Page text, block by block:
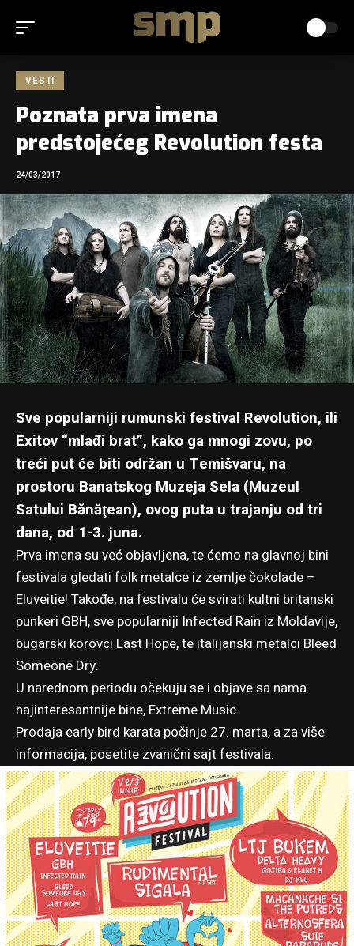
VESTI
Poznata prva imena
predstojećeg Revolution festa
24/03/2017
Sve popularniji rumunski festival Revolution, ili
Exitov “mlađi brat”, kako ga mnogi zovu, po
treći put će biti održan u Temišvaru, na
prostoru Banatskog Muzeja Sela (Muzeul
Satului Bănăţean), ovog puta u trajanju od tri
dana, od 1-3. juna.
Prva imena su već objavljena, te ćemo na glavnoj bini
festivala gledati folk metalce iz zemlje čokolade –
Eluveitie! Takođe, na festivalu će svirati kultni britanski
punkeri GBH, sve popularniji Infected Rain iz Moldavije,
bugarski korovci Last Hope, te italijanski metalci Bleed
Someone Dry.
U narednom periodu očekuju se i objave sa nama
najinteresantnije bine, Extreme Music.
Prodaja early bird karata počinje 27. marta, a za više
informacija, posetite zvanični sajt festivala.